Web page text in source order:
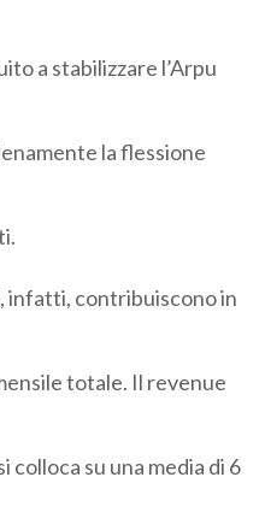
a stabilizzare l’Arpu
la flessione
infatti, contribuiscono in
totale. Il revenue
colloca su una media di 6